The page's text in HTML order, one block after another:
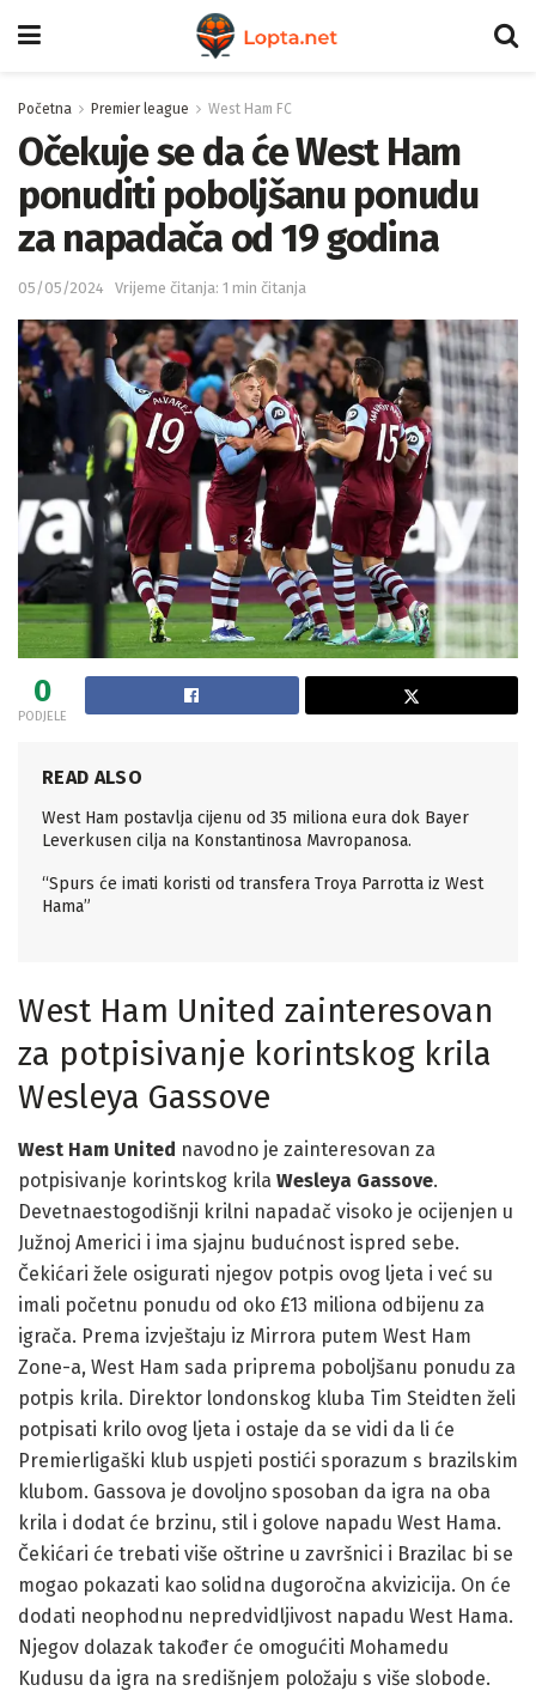
Početna Premier league West Ham FC
Očekuje se da će West Ham
ponuditi poboljšanu ponudu
za napadača od 19 godina
05/05/2024 Vrijeme čitanja: 1 min čitanja
0
PODJELE
READ ALSO
West Ham postavlja cijenu od 35 miliona eura dok Bayer
Leverkusen cilja na Konstantinosa Mavropanosa.
“Spurs će imati koristi od transfera Troya Parrotta iz West
Hama”
West Ham United zainteresovan
za potpisivanje korintskog krila
Wesleya Gassove
West Ham United navodno je zainteresovan za
potpisivanje korintskog krila Wesleya Gassove.
Devetnaestogodišnji krilni napadač visoko je ocijenjen u
Južnoj Americi i ima sjajnu budućnost ispred sebe.
Čekićari žele osigurati njegov potpis ovog ljeta i već su
imali početnu ponudu od oko £13 miliona odbijenu za
igrača. Prema izvještaju iz Mirrora putem West Ham
Zone-a, West Ham sada priprema poboljšanu ponudu za
potpis krila. Direktor londonskog kluba Tim Steidten želi
potpisati krilo ovog ljeta i ostaje da se vidi da li će
Premierligaški klub uspjeti postići sporazum s brazilskim
klubom. Gassova je dovoljno sposoban da igra na oba
krila i dodat će brzinu, stil i golove napadu West Hama.
Čekićari će trebati više oštrine u završnici i Brazilac bi se
mogao pokazati kao solidna dugoročna akvizicija. On će
dodati neophodnu nepredvidljivost napadu West Hama.
Njegov dolazak također će omogućiti Mohamedu
Kudusu da igra na središnjem položaju s više slobode.